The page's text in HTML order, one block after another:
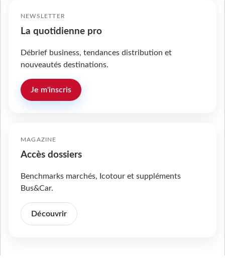
NEWSLETTER
La quotidienne pro
Débrief business, tendances distribution et
nouveautés destinations.
Je m'inscris
MAGAZINE
Accès dossiers
Benchmarks marchés, Icotour et suppléments
Bus&Car.
Découvrir